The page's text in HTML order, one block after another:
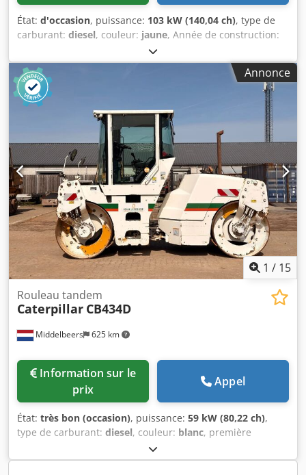
État: d'occasion, puissance: 103 kW (140,04 ch), type de
carburant: diesel, couleur: jaune, Année de construction:
, Informations générales Année de fabrication : 1979
Année du modèle : 1979 Numéro de série : 20X1733
Informations techniques Nombre de cylindres : 6
Transmission : chenilles Poids à vide : 14 000 kg État État
général : moyen État technique : bon État visuel : mauvais
Informations financières Prix : sur demande Dcedpfx Aloun
Rlqeisk Informations complémentaires Pour plus
d'informations, veuillez contacter Ernst van Hek.
Annonce
1 / 15
Middelbeers 625 km
Rouleau tandem
Caterpillar CB434D
prix
Appel
État: très bon (occasion), puissance: 59 kW (80,22 ch),
type de carburant: diesel, couleur: blanc, première
, Année de construction:
heures de fonctionnement:3 310 h, Informations générales